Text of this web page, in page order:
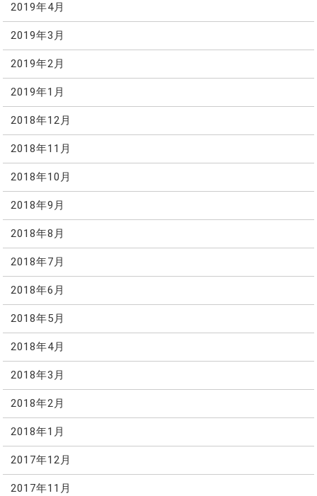
2019年4月
2019年3月
2019年2月
2019年1月
2018年12月
2018年11月
2018年10月
2018年9月
2018年8月
2018年7月
2018年6月
2018年5月
2018年4月
2018年3月
2018年2月
2018年1月
2017年12月
2017年11月